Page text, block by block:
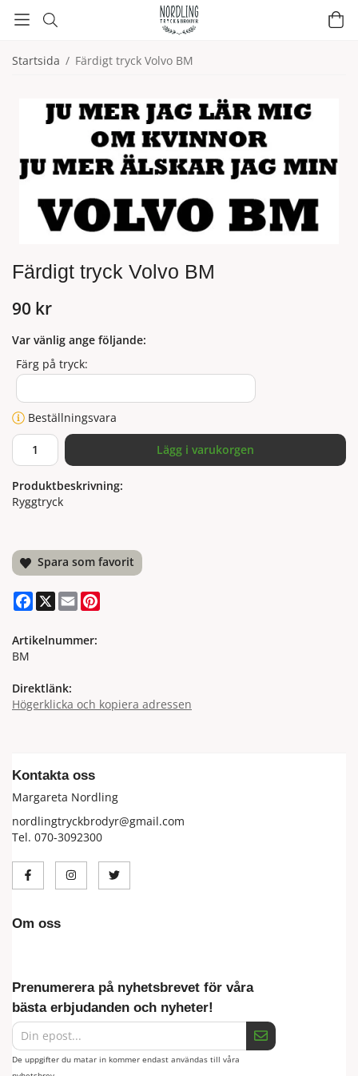
Startsida / Färdigt tryck Volvo BM
Färdigt tryck Volvo BM
90 kr
Var vänlig ange följande:
Färg på tryck:
Beställningsvara
Lägg i varukorgen
Produktbeskrivning:
Ryggtryck
Spara som favorit
Facebook
X Email
Artikelnummer:
BM
Direktlänk:
Högerklicka och kopiera adressen
Kontakta oss
Margareta Nordling
nordlingtryckbrodyr@gmail.com
Tel. 070-3092300
Om oss
Prenumerera på nyhetsbrevet för våra
bästa erbjudanden och nyheter!
De uppgifter du matar in kommer endast användas till våra